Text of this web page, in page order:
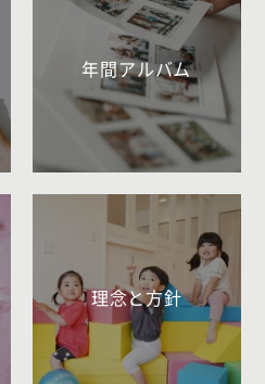
年間アルバム
理念と方針